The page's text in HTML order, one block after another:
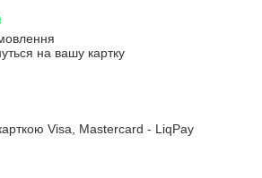
на вашу картку
Visa, Mastercard - LiqPay